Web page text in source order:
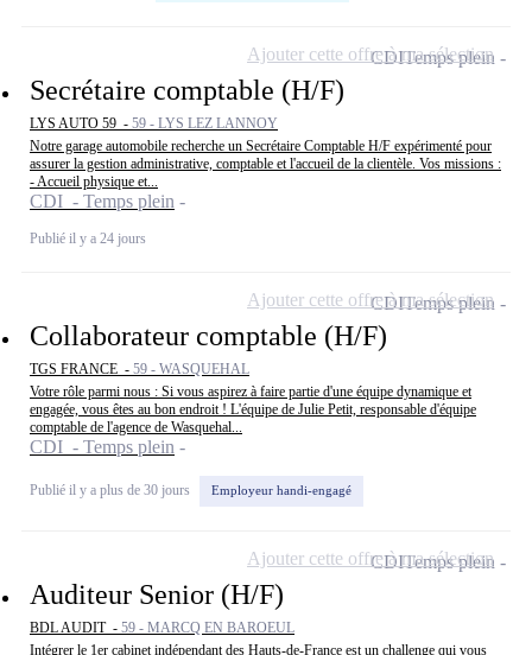
Secrétaire comptable (H/F)
LYS AUTO 59 - 59 - LYS LEZ LANNOY
Notre garage automobile recherche un Secrétaire Comptable H/F expérimenté pour
assurer la gestion administrative, comptable et l'accueil de la clientèle. Vos missions :
- Accueil physique et...
CDI - Temps plein
Publié il y a 24 jours
CDITemps plein
Ajouter cette offre à ma sélection
Collaborateur comptable (H/F)
TGS FRANCE - 59 - WASQUEHAL
Votre rôle parmi nous : Si vous aspirez à faire partie d'une équipe dynamique et
engagée, vous êtes au bon endroit ! L'équipe de Julie Petit, responsable d'équipe
comptable de l'agence de Wasquehal...
CDI - Temps plein
Publié il y a plus de 30 jours Employeur handi-engagé
CDITemps plein
Ajouter cette offre à ma sélection
Auditeur Senior (H/F)
BDL AUDIT - 59 - MARCQ EN BAROEUL
Intégrer le 1er cabinet indépendant des Hauts-de-France est un challenge qui vous
CDITemps plein
Ajouter cette offre à ma sélection